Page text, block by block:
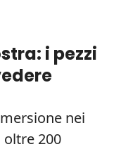
i pezzi
nei
200